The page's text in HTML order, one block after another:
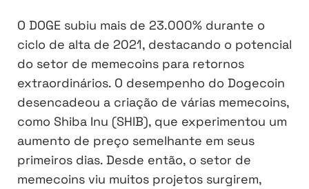
O DOGE subiu mais de 23.000% durante o
ciclo de alta de 2021, destacando o potencial
do setor de memecoins para retornos
extraordinários. O desempenho do Dogecoin
desencadeou a criação de várias memecoins,
como Shiba Inu (SHIB), que experimentou um
aumento de preço semelhante em seus
primeiros dias. Desde então, o setor de
memecoins viu muitos projetos surgirem,